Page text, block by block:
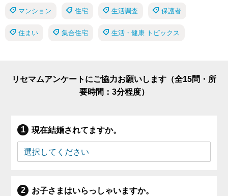
マンション 住宅 生活調査 保護者
住まい 集合住宅 生活・健康 トピックス
リセマムアンケートにご協力お願いします（全15問・所
要時間：3分程度）
現在結婚されてますか。
お子さまはいらっしゃいますか。